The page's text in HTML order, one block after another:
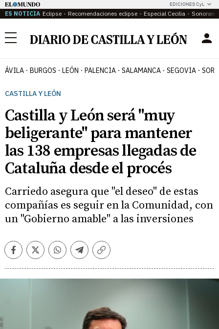
EDICIONES CyL
ES NOTICIA Eclipse Recomendaciones eclipse Especial Cecilia
Menú
ÁVILA BURGOS LEÓN PALENCIA SALAMANCA SEGOVIA
CASTILLA Y LEÓN
Castilla y León será "muy
beligerante" para mantener
las 138 empresas llegadas de
Cataluña desde el procés
Carriedo asegura que "el deseo" de estas
compañías es seguir en la Comunidad, con
un "Gobierno amable" a las inversiones
FacebookTwitterWhatsappTelegramCopiar